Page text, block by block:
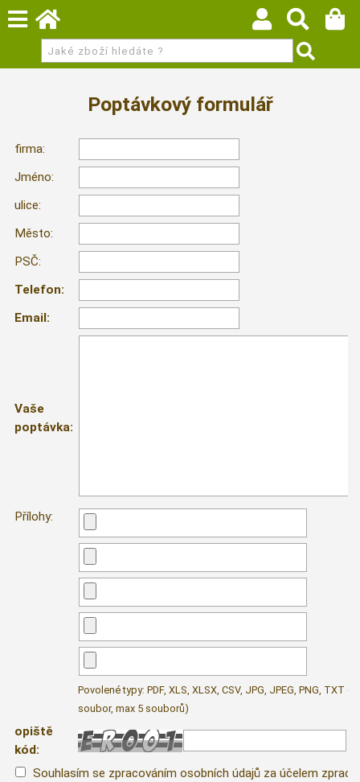
Poptávkový formulář
firma:
Jméno:
ulice:
Město:
PSČ:
Telefon:
Email:
Vaše
poptávka:
Přílohy:
Povolené typy: PDF, XLS, XLSX, CSV, JPG, JPEG, PNG, TXT
soubor, max 5 souborů)
opiště
kód:
Souhlasím se zpracováním osobních údajů za účelem